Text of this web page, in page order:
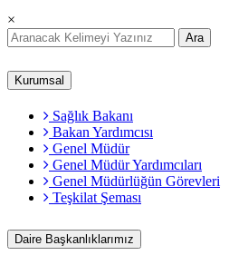
×
Ara
Kurumsal
Sağlık Bakanı
Bakan Yardımcısı
Genel Müdür
Genel Müdür Yardımcıları
Genel Müdürlüğün Görevleri
Teşkilat Şeması
Daire Başkanlıklarımız